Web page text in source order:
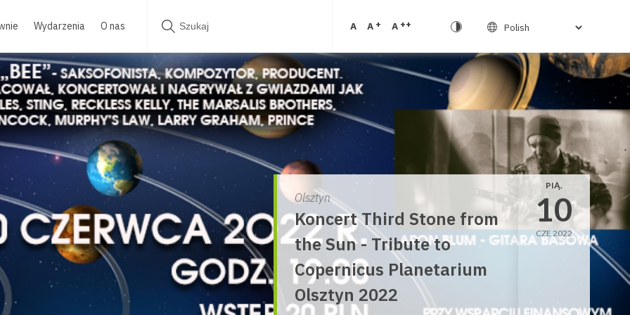
Wydarzenia O nas A A + A ++
Olsztyn
Koncert Third Stone from
the Sun - Tribute to
Copernicus Planetarium
Olsztyn 2022
PIĄ.
10
CZE 2022